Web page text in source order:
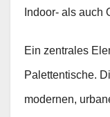
Indoor- als auch
Ein zentrales
Palettentische.
modernen,